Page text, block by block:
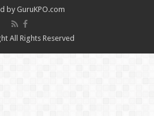
by GuruKPO.com
All Rights Reserved